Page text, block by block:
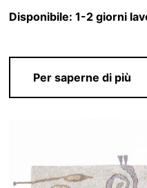
Disponibile:1-2 giorni
Per saperne di più